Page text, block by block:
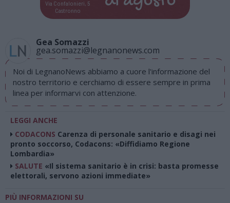
Via Confalonieri, 5
Castronno
Gea Somazzi
gea.somazzi@legnanonews.com
Noi di LegnanoNews abbiamo a cuore l'informazione del
nostro territorio e cerchiamo di essere sempre in prima
linea per informarvi con attenzione.
LEGGI ANCHE
CODACONS Carenza di personale sanitario e disagi nei
pronto soccorso, Codacons: «Diffidiamo Regione
Lombardia»
SALUTE «Il sistema sanitario è in crisi: basta promesse
elettorali, servono azioni immediate»
PIÙ INFORMAZIONI SU